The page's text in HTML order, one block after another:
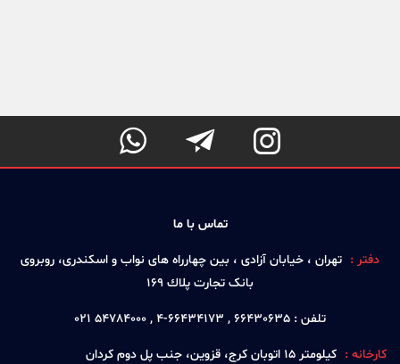



تماس با ما
دفتر : تهران ، خيابان آزادی ، بين چهارراه های نواب و اسكندری، روبروی
بانک تجارت پلاك 169
تلفن : 66430635 , 66434173-4 , 54784000 021
کارخانه : كيلومتر 15 اتوبان كرج، قزوين، جنب پل دوم كردان